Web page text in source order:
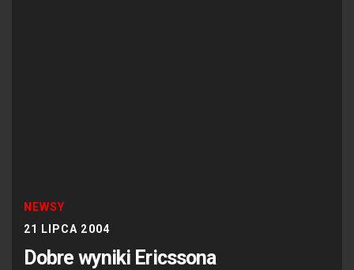
NEWSY
21 LIPCA 2004
Dobre wyniki Ericssona